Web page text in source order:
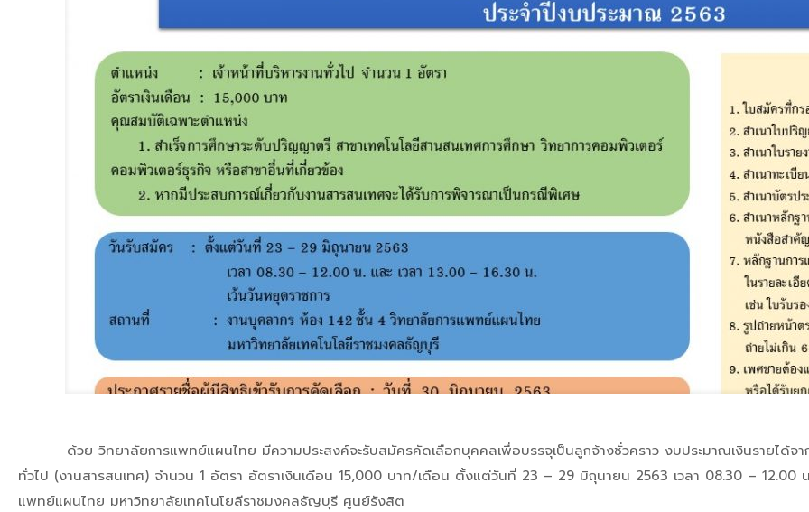
ด้วย วิทยาลัยการแพทย์แผนไทย มีความประสงค์จะรับสมัครคัดเลือกบุคคลเพื่อบรรจุเป็นลูกจ้างชั่วคราว งบประมาณเงินรายได้จาก
ทั่วไป (งานสารสนเทศ) จำนวน 1 อัตรา อัตราเงินเดือน 15,000 บาท/เดือน ตั้งแต่วันที่ 23 – 29 มิถุนายน 2563 เวลา 08.30 –
แพทย์แผนไทย มหาวิทยาลัยเทคโนโยลีราชมงคลธัญบุรี ศูนย์รังสิต